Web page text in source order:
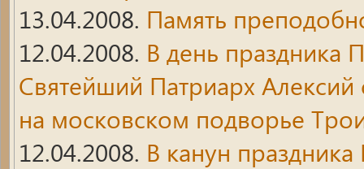
13.04.2008. Память
12.04.2008. В день праздника
Святейший Патриарх
на московском подворье
12.04.2008. В канун